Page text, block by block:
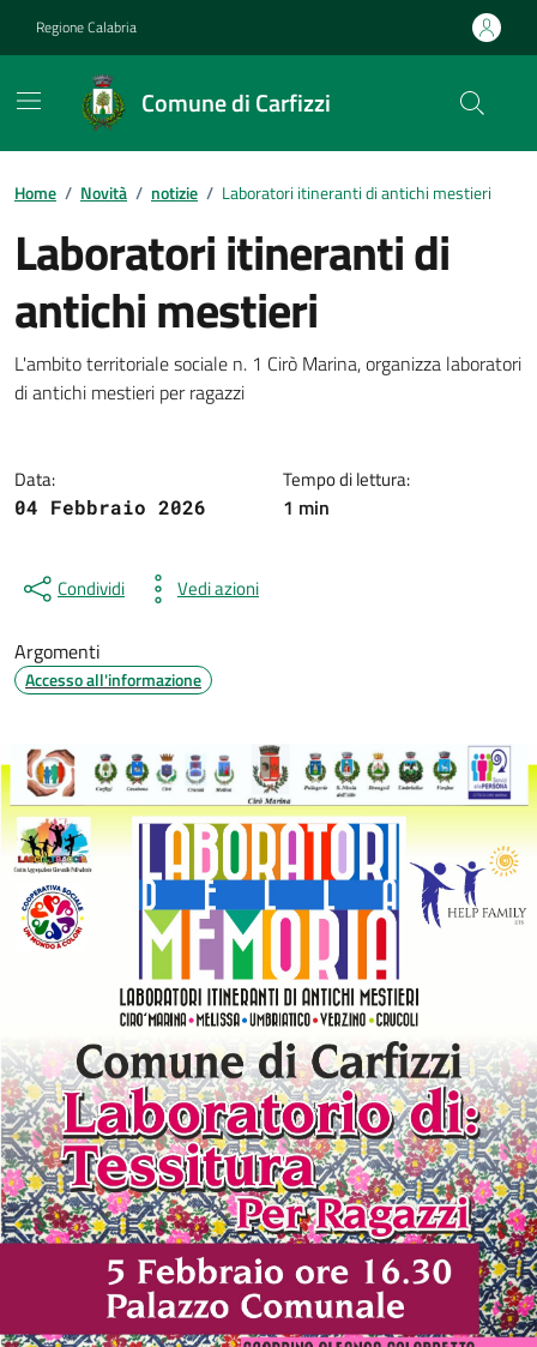
Regione Calabria
Comune di Carfizzi
Home / Novità / notizie / Laboratori itineranti di antichi mestieri
Laboratori itineranti di
antichi mestieri
Dettagli della notizia
L'ambito territoriale sociale n. 1 Cirò Marina, organizza laboratori
di antichi mestieri per ragazzi
Data:
04 Febbraio 2026
Tempo di lettura:
1 min
Condividi Vedi azioni
Argomenti
Accesso all'informazione